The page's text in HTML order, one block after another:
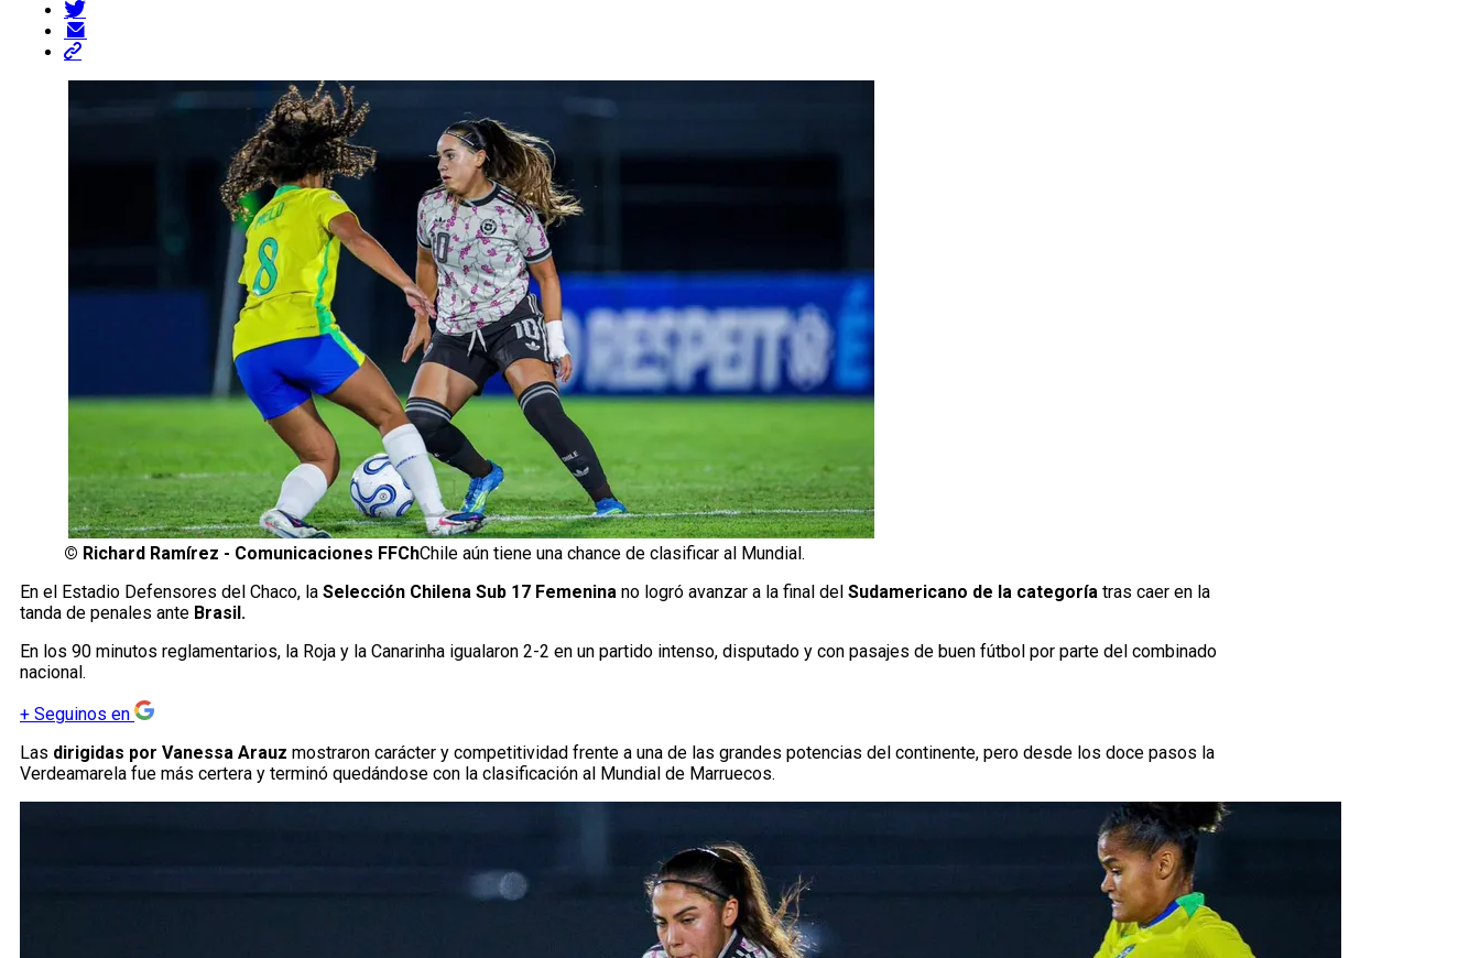
© Richard Ramírez - Comunicaciones FFChChile aún tiene una chance de clasificar al Mundial.
En el Estadio Defensores del Chaco, la Selección Chilena Sub 17 Femenina no logró avanzar a la final del Sudamericano de la categoría tras caer en la
tanda de penales ante Brasil.
En los 90 minutos reglamentarios, la Roja y la Canarinha igualaron 2-2 en un partido intenso, disputado y con pasajes de buen fútbol por parte del combinado
nacional.
+ Seguinos en
Las dirigidas por Vanessa Arauz mostraron carácter y competitividad frente a una de las grandes potencias del continente, pero desde los doce pasos la
Verdeamarela fue más certera y terminó quedándose con la clasificación al Mundial de Marruecos.